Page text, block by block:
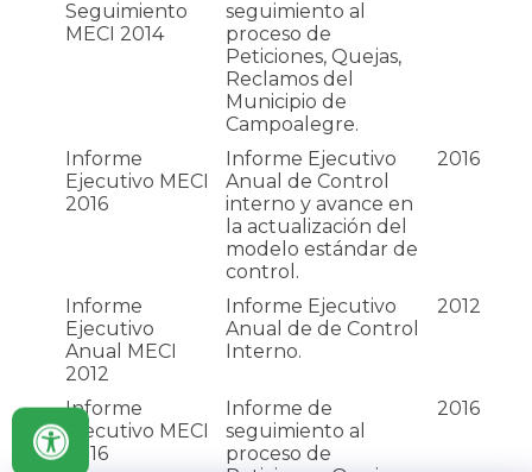
Seguimiento
MECI 2014
seguimiento al
proceso de
Peticiones, Quejas,
Reclamos del
Municipio de
Campoalegre.
Informe
Ejecutivo MECI
2016
Informe Ejecutivo
Anual de Control
interno y avance en
la actualización del
modelo estándar de
control.
2016
Informe
Ejecutivo
Anual MECI
2012
Informe Ejecutivo
Anual de de Control
Interno.
2012
Informe
Ejecutivo MECI
2016
Informe de
seguimiento al
proceso de
2016